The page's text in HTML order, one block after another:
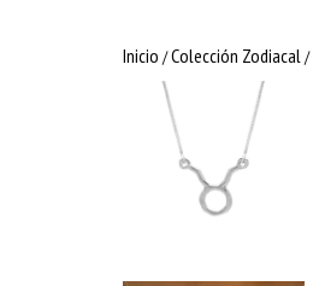
Inicio /Colección Zodiacal/